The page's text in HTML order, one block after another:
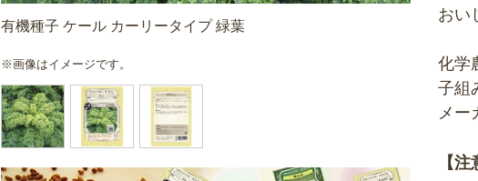
有機種子 ケール カーリータイプ 緑葉
※画像はイメージです。
おい
化学
子組
メー
【注